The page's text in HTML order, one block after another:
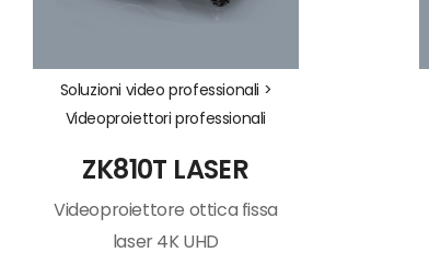
Soluzioni video professionali >
Videoproiettori professionali
ZK810T LASER
Videoproiettore ottica fissa
laser 4K UHD